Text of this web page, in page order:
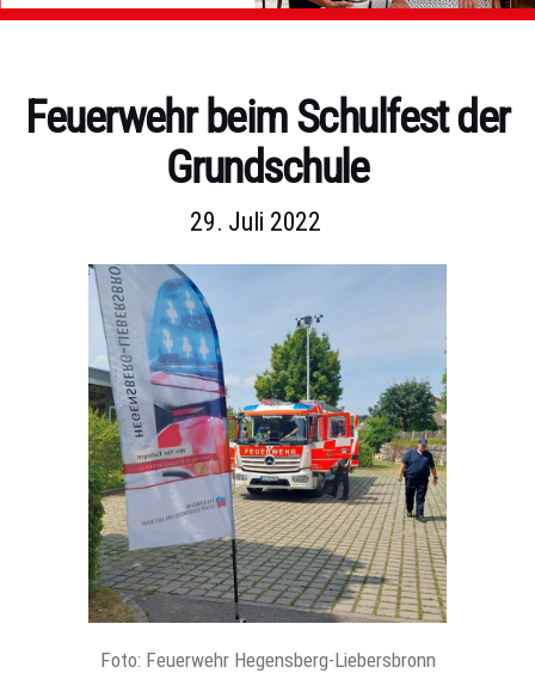
Kategorien
Feuerwehr beim Schulfest der
Grundschule
29. Juli 2022
Foto: Feuerwehr Hegensberg-Liebersbronn